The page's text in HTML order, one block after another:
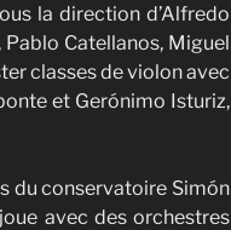
la direction d’Alfredo
Catellanos, Miguel
classes de violon avec
et Gerónimo Isturiz,
du conservatoire Simón
avec des orchestres